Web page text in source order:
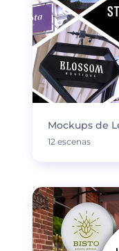
Mockups de
12 escenas